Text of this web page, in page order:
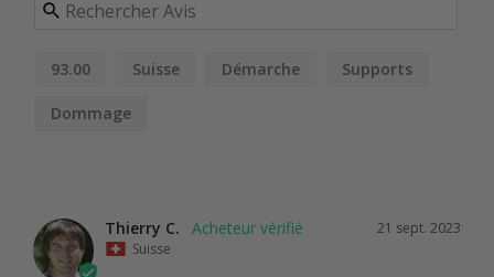
93.00 Suisse Démarche Supports
Dommage
21 sept. 2023
Thierry C.
Suisse